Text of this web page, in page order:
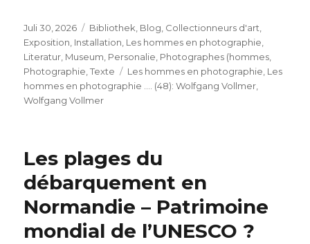
Veröffentlicht
am
Juli 30, 2026 Kategorien
Bibliothek, Blog, Collectionneurs d'art,
Exposition, Installation, Les hommes en photographie,
Literatur, Museum, Personalie, Photographes (hommes,
Photographie,Texte Schlagwörter
Les hommes en photographie, Les
hommes en photographie …. (48): Wolfgang Vollmer,
Wolfgang Vollmer
Les plages du
débarquement en
Normandie – Patrimoine
mondial de l’UNESCO ?